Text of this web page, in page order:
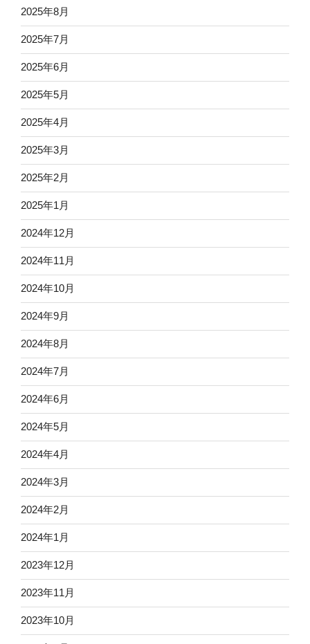
2025年8月
2025年7月
2025年6月
2025年5月
2025年4月
2025年3月
2025年2月
2025年1月
2024年12月
2024年11月
2024年10月
2024年9月
2024年8月
2024年7月
2024年6月
2024年5月
2024年4月
2024年3月
2024年2月
2024年1月
2023年12月
2023年11月
2023年10月